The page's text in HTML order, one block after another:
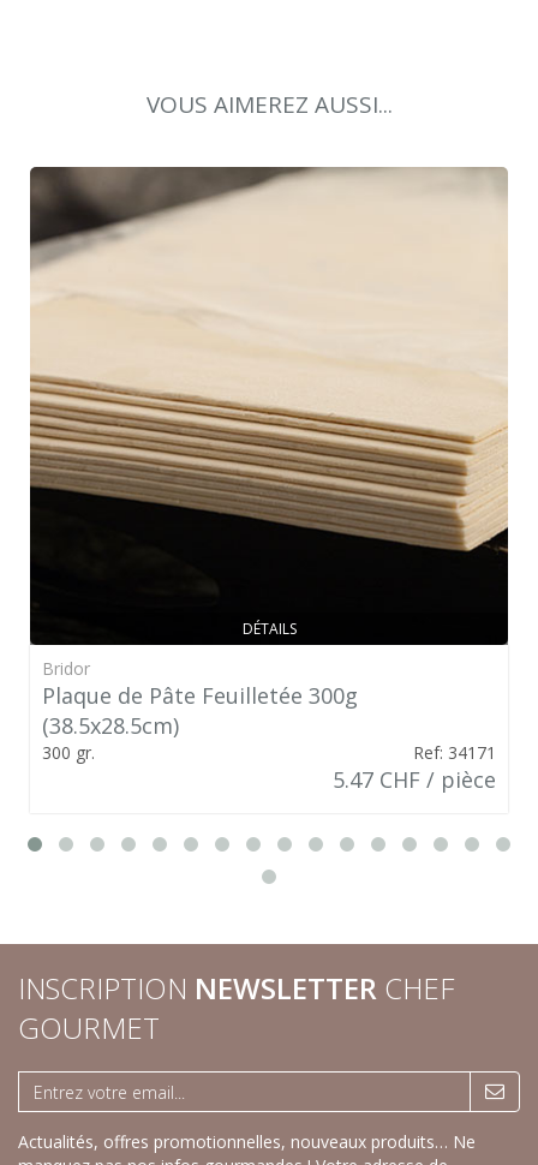
VOUS AIMEREZ AUSSI...
DÉTAILS
Bridor
Plaque de Pâte Feuilletée 300g
(38.5x28.5cm)
300 gr. Ref: 34171
5.47 CHF / pièce
INSCRIPTION NEWSLETTER CHEF
GOURMET
Actualités, offres promotionnelles, nouveaux produits… Ne